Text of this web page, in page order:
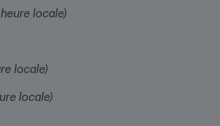
locale)
locale)
locale)